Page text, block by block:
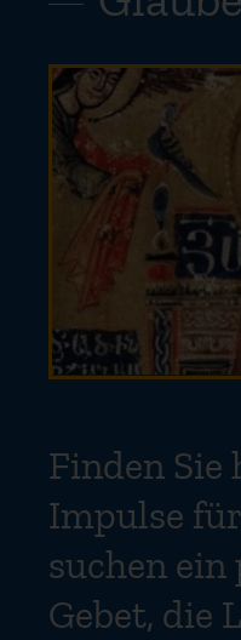
Finden
Impulse
suchen ein
Gebet, die